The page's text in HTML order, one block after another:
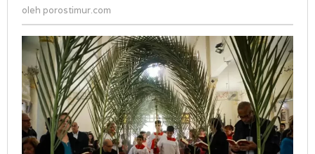
Evakuasi
Israel
oleh porostimur.com